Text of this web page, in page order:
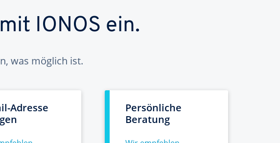
IONOS ein.
was möglich ist.
Adresse
Persönliche
Beratung